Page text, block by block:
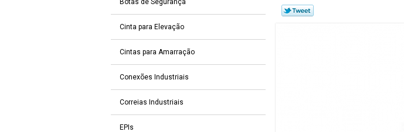
Botas de Segurança
Cinta para Elevação
Cintas para Amarração
Conexões Industriais
Correias Industriais
EPIs